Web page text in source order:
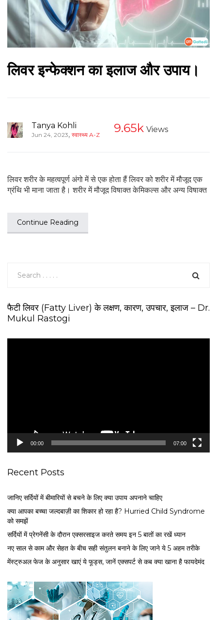
लिवर इन्फेक्शन का इलाज और उपाय।
Tanya Kohli
Jun 24, 2023, स्वास्थ्य A-Z 9.65k Views
लिवर शरीर के महत्वपूर्ण अंगो में से एक होता हैं लिवर को शरीर में मौजूद एक
ग्रंथि भी माना जाता है। शरीर में मौजूद विषाक्त केमिकल्स और अन्य विषाक्त
Continue Reading
फैटी लिवर (Fatty Liver) के लक्षण, कारण, उपचार, इलाज – Dr.
Mukul Rastogi
00:00 07:00
Recent Posts
जानिए सर्दियों में बीमारियों से बचने के लिए क्या उपाय अपनाने चाहिए
क्या आपका बच्चा जल्दबाज़ी का शिकार हो रहा है? Hurried Child Syndrome
को समझें
सर्द‍ियों में प्रेगनेंसी के दौरान एक्सरसाइज करते समय इन 5 बातों का रखें ध्यान
नए साल से काम और सेहत के बीच सही संतुलन बनाने के लिए जाने ये 5 अहम तरीके
मेंस्ट्रुअल फेज के अनुसार खाएं ये फूड्स, जानें एक्सपर्ट से कब क्या खाना है फायदेमंद